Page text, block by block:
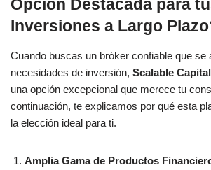
Opción Destacada para
Inversiones a Largo
Cuando buscas un bróker confiable que se
necesidades de inversión, Scalable Capital
una opción excepcional que merece tu
continuación, te explicamos por qué esta
la elección ideal para ti.
Amplia Gama de Productos